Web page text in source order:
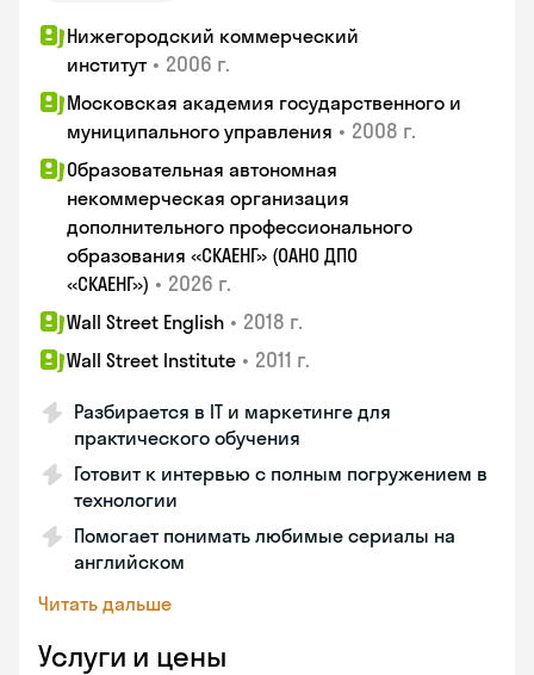
Нижегородский коммерческий
институт • 2006 г.
Московская академия государственного и
муниципального управления • 2008 г.
Образовательная автономная
некоммерческая организация
дополнительного профессионального
образования «СКАЕНГ» (ОАНО ДПО
«СКАЕНГ») • 2026 г.
Wall Street English • 2018 г.
Wall Street Institute • 2011 г.
Разбирается в IT и маркетинге для
практического обучения
Готовит к интервью с полным погружением в
технологии
Помогает понимать любимые сериалы на
английском
Читать дальше
Услуги и цены